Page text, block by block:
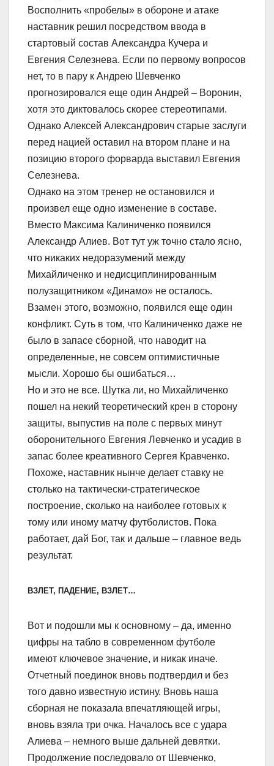
Восполнить «пробелы» в обороне и атаке
наставник решил посредством ввода в
стартовый состав Александра Кучера и
Евгения Селезнева. Если по первому вопросов
нет, то в пару к Андрею Шевченко
прогнозировался еще один Андрей – Воронин,
хотя это диктовалось скорее стереотипами.
Однако Алексей Александрович старые заслуги
перед нацией оставил на втором плане и на
позицию второго форварда выставил Евгения
Селезнева.
Однако на этом тренер не остановился и
произвел еще одно изменение в составе.
Вместо Максима Калиниченко появился
Александр Алиев. Вот тут уж точно стало ясно,
что никаких недоразумений между
Михайличенко и недисциплинированным
полузащитником «Динамо» не осталось.
Взамен этого, возможно, появился еще один
конфликт. Суть в том, что Калиниченко даже не
было в запасе сборной, что наводит на
определенные, не совсем оптимистичные
мысли. Хорошо бы ошибаться…
Но и это не все. Шутка ли, но Михайличенко
пошел на некий теоретический крен в сторону
защиты, выпустив на поле с первых минут
оборонительного Евгения Левченко и усадив в
запас более креативного Сергея Кравченко.
Похоже, наставник нынче делает ставку не
столько на тактически-стратегическое
построение, сколько на наиболее готовых к
тому или иному матчу футболистов. Пока
работает, дай Бог, так и дальше – главное ведь
результат.
ВЗЛЕТ, ПАДЕНИЕ, ВЗЛЕТ…
Вот и подошли мы к основному – да, именно
цифры на табло в современном футболе
имеют ключевое значение, и никак иначе.
Отчетный поединок вновь подтвердил и без
того давно известную истину. Вновь наша
сборная не показала впечатляющей игры,
вновь взяла три очка. Началось все с удара
Алиева – немного выше дальней девятки.
Продолжение последовало от Шевченко,